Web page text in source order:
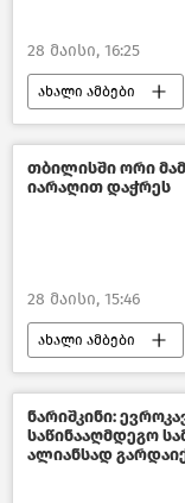
28 მაისი, 16:25
ახალი ამბები
საქართველოს
საქართველოს
ქართული დიასპორა
თბილისში ორი
იარაღით დაჭრეს
28 მაისი, 15:46
ახალი ამბები
საქართველოს
ნარიშკინი:
საწინააღმდეგო
ალიანსად